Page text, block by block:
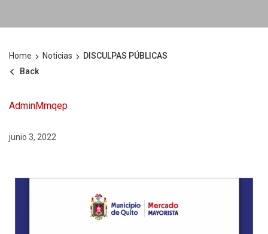
Home Noticias
DISCULPAS PÚBLICAS
Back
AdminMmqep
junio 3, 2022